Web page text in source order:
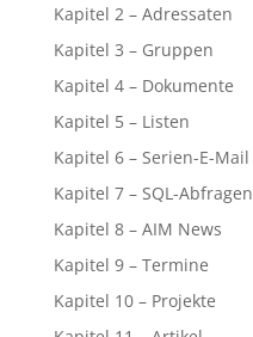
Kapitel 2 – Adressaten
Kapitel 3 – Gruppen
Kapitel 4 – Dokumente
Kapitel 5 – Listen
Kapitel 6 – Serien-E-Mail
Kapitel 7 – SQL-Abfragen
Kapitel 8 – AIM News
Kapitel 9 – Termine
Kapitel 10 – Projekte